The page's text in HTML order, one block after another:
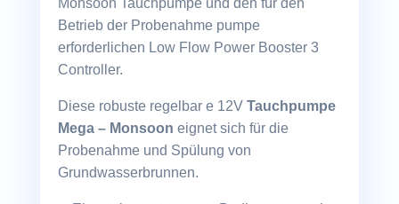
Monsoon Tauchpumpe und den für den
Betrieb der Probenahme pumpe
erforderlichen Low Flow Power Booster 3
Controller.
Diese robuste regelbar e 12V Tauchpumpe
Mega – Monsoon eignet sich für die
Probenahme und Spülung von
Grundwasserbrunnen.